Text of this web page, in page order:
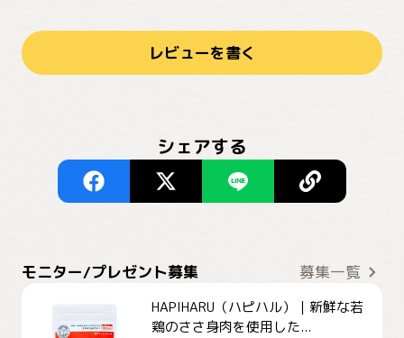
レビューを書く
シェアする
モニター/プレゼント募集 募集一覧
HAPIHARU（ハピハル）｜新鮮な若
鶏のささ身肉を使用した...